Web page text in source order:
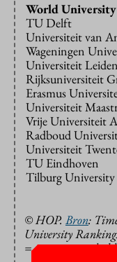
World
TU Delft
Universiteit van
Wageningen
Universiteit Leiden
Rijksuniversiteit
Erasmus
Universiteit
Vrije Universiteit
Radboud
Universiteit
TU Eindhoven
Tilburg University
© HOP. Bron:
University
= staat voor